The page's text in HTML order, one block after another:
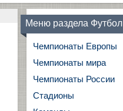
Меню раздела Футбол
Чемпионаты Европы
Чемпионаты мира
Чемпионаты России
Стадионы